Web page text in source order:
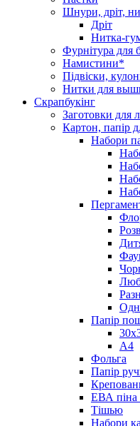
Шнури, дріт,
Дріт
Нитка-
Фурнітура для
Намистини*
Підвіски,
Нитки для
Скрапбукінг
Заготовки для
Картон, папір
Набори
Папір
А4
Фольга
Папір
ЕВА піна
Тішью
Набори